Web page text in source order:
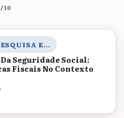
10
15. PESQUISA E TRANSDISCIPLINARIDADE
Seguridade Social:
Fiscais No Contexto